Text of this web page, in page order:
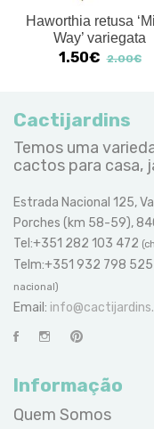
Haworthia retusa
Way’ variegata
1.50€ 2.00€
Cactijardins
Temos uma
cactos para casa,
Estrada Nacional 125,
Porches (km 58-59),
Tel:+351 282 103 472
Telm:+351 932 798
nacional)
Email:
Informação
Quem Somos